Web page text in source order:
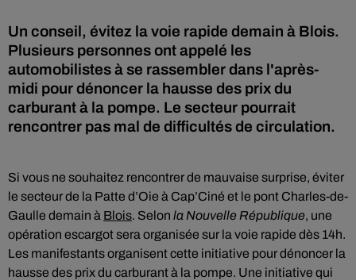
Un conseil, évitez la voie rapide demain à Blois.
Plusieurs personnes ont appelé les
automobilistes à se rassembler dans l'après-
midi pour dénoncer la hausse des prix du
carburant à la pompe. Le secteur pourrait
rencontrer pas mal de difficultés de circulation.
Si vous ne souhaitez rencontrer de mauvaise surprise, éviter
le secteur de la Patte d’Oie à Cap’Ciné et le pont Charles-de-
Gaulle demain à Blois. Selon la Nouvelle République, une
opération escargot sera organisée sur la voie rapide dès 14h.
Les manifestants organisent cette initiative pour dénoncer la
hausse des prix du carburant à la pompe. Une initiative qui